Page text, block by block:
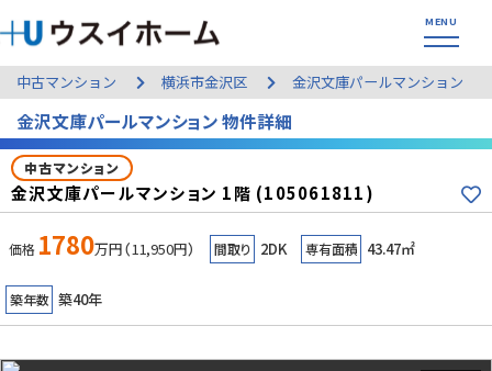
中古マンション 横浜市金沢区 金沢文庫パールマンション
金沢文庫パールマンション 物件詳細
中古マンション
金沢文庫パールマンション 1階 (105061811)
価格 1780万円（11,950円） 間取り 2DK 専有面積 43.47㎡
築年数 築40年